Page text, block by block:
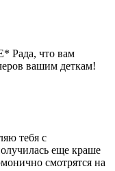
Рада, что вам
вашим деткам!
тебя с
еще краше
смотрятся на